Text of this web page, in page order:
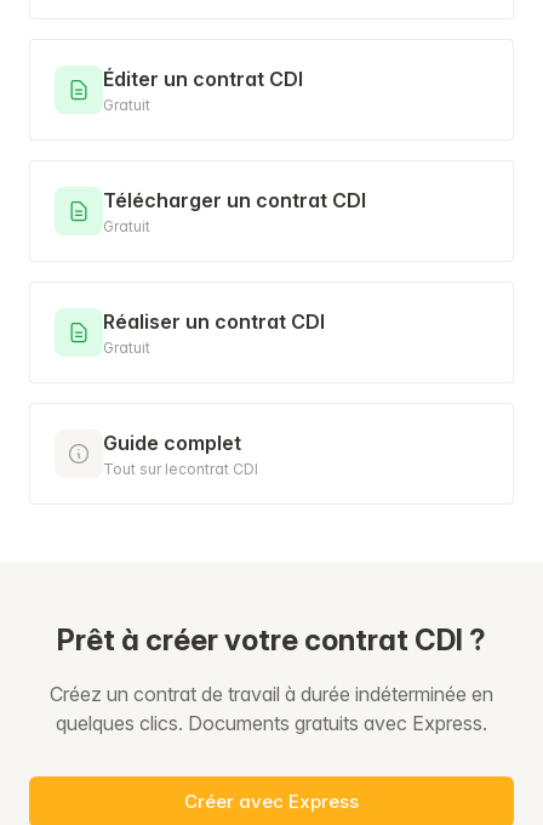
Éditer un contrat CDI
Gratuit
Télécharger un contrat CDI
Gratuit
Réaliser un contrat CDI
Gratuit
Guide complet
Tout sur lecontrat CDI
Prêt à créer votre contrat CDI ?
Créez un contrat de travail à durée indéterminée en
quelques clics. Documents gratuits avec Express.
Créer avec Express